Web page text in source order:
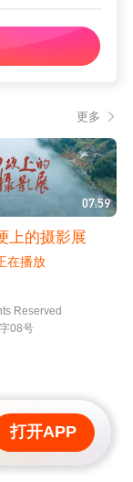
更多
07:59
上的摄影展
在播放
Reserved
08号
打开APP